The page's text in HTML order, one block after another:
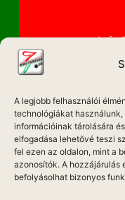
A legjobb felhasználói
technológiákat
információinak tárolására
elfogadása lehetővé teszi
fel ezen az oldalon, mint a
azonosítók. A hozzájárulás
befolyásolhat bizonyos